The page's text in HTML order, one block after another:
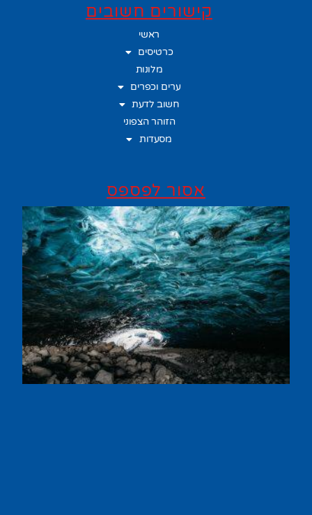
קישורים חשובים
ראשי
כרטיסים
מלונות
ערים וכפרים
חשוב לדעת
הזוהר הצפוני
מסעדות
אסור לפספס